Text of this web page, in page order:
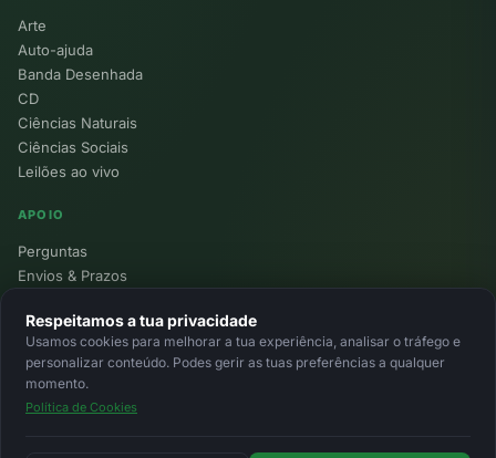
Arte
Auto-ajuda
Banda Desenhada
CD
Ciências Naturais
Ciências Sociais
Leilões ao vivo
APOIO
Perguntas
Envios & Prazos
Devoluções
Minha Conta
© 2026 Ecolivros. Todos os direitos reservados.
Respeitamos a tua privacidade
Usamos cookies para melhorar a tua experiência, analisar o tráfego e
personalizar conteúdo. Podes gerir as tuas preferências a qualquer
momento.
Política de Cookies